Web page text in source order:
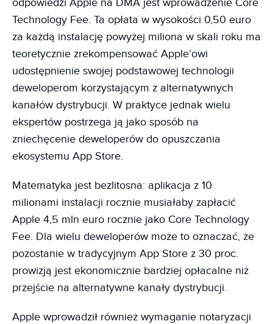
odpowiedzi Apple na DMA jest wprowadzenie Core
Technology Fee. Ta opłata w wysokości 0,50 euro
za każdą instalację powyżej miliona w skali roku ma
teoretycznie zrekompensować Apple’owi
udostępnienie swojej podstawowej technologii
deweloperom korzystającym z alternatywnych
kanałów dystrybucji. W praktyce jednak wielu
ekspertów postrzega ją jako sposób na
zniechęcenie deweloperów do opuszczania
ekosystemu App Store.
Matematyka jest bezlitosna: aplikacja z 10
milionami instalacji rocznie musiałaby zapłacić
Apple 4,5 mln euro rocznie jako Core Technology
Fee. Dla wielu deweloperów może to oznaczać, że
pozostanie w tradycyjnym App Store z 30 proc.
prowizją jest ekonomicznie bardziej opłacalne niż
przejście na alternatywne kanały dystrybucji.
Apple wprowadził również wymaganie notaryzacji